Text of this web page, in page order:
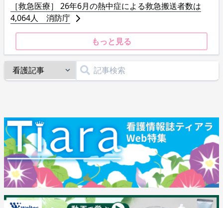
［救急医療］ 26年6月の熱中症による救急搬送者数は
4,064人 消防庁
もっと見る